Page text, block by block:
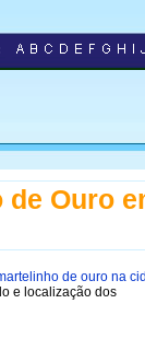
de Ouro
de ouro na
e localização dos